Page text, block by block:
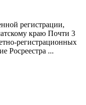
регистрации,
краю Почти 3
регистрационных
Росреестра ...